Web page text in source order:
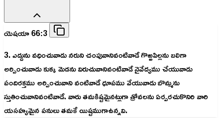
యెషయా 66:3
3. ఎద్దును వధించువాడు నరుని చంపువానివంటివాడే గొఱ్ఱపిల్లను బలిగా
అర్పించువాడు కుక్క మెడను విరుచువానివంటివాడే నైవేద్యము చేయువాడు
పందిరక్తము అర్పించువాని వంటివాడే ధూపము వేయువాడు బొమ్మను
స్తుతించువానివంటివాడే. వారు తమకిష్టమైనట్లుగా త్రోవలను ఏర్పరచుకొనిరి వారి
యసహ్యమైన పనులు తమకే యిష్టముగాఉన్నవి.